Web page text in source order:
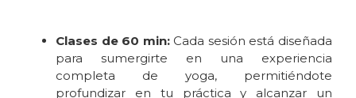
Clases de 60 min:Cada sesión está diseñada
para sumergirte en una experiencia
completa de yoga, permitiéndote
profundizar en tu práctica y alcanzar un